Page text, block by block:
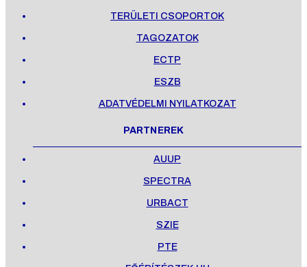
TERÜLETI CSOPORTOK
TAGOZATOK
ECTP
ESZB
ADATVÉDELMI NYILATKOZAT
PARTNEREK
AUUP
SPECTRA
URBACT
SZIE
PTE